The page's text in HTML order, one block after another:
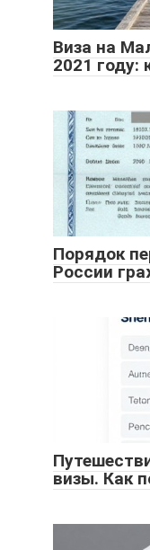
Виза на
2021 году:
Порядок
России
визы. Как